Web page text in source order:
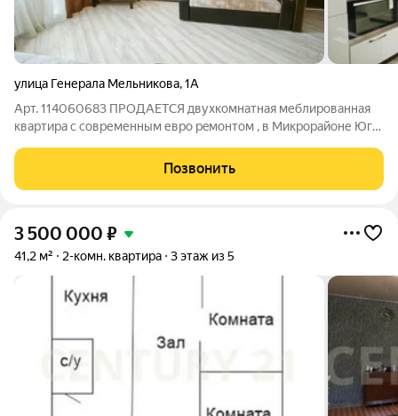
улица Генерала Мельникова,1А
Арт. 114060683 ПРОДАЕТСЯ двухкомнатная меблированная
квартира с современным евро рeмoнтом , в Mикрopaйоне Югo-
личного проживания, так и для инвестиций. Возможно
оформить в ипотеку под ставку от
Позвонить
3 500 000 ₽
41,2 м² 2-комн. квартира 3 этаж из 5